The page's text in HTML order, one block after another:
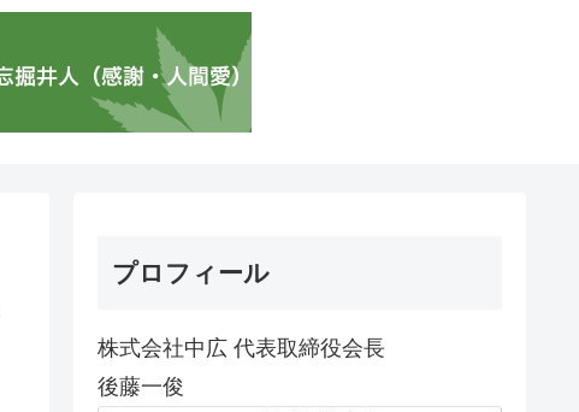
プロフィール
株式会社中広 代表取締役会長
後藤一俊